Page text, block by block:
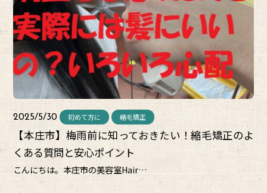
2025/5/30 初めて方に 縮毛矯正
【本庄市】梅雨前に知っておきたい！縮毛矯正のよ
くある質問と安心ポイント
こんにちは。本庄市の美容室Hair…